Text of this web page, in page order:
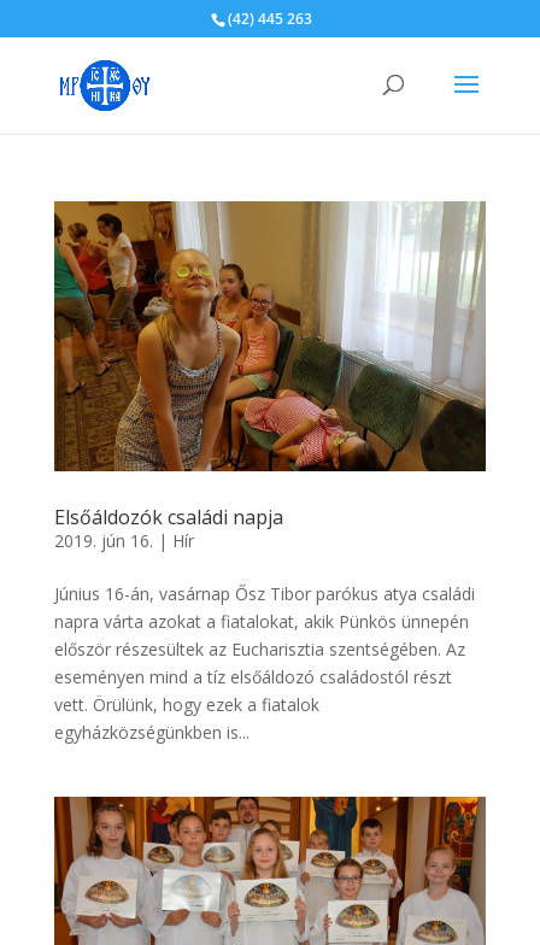
(42) 445 263
Elsőáldozók családi napja
2019. jún 16. | Hír
Június 16-án, vasárnap Ősz Tibor parókus atya családi
napra várta azokat a fiatalokat, akik Pünkös ünnepén
először részesültek az Eucharisztia szentségében. Az
eseményen mind a tíz elsőáldozó családostól részt
vett. Örülünk, hogy ezek a fiatalok
egyházközségünkben is...